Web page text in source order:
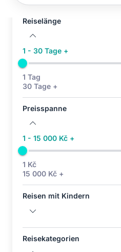
Reiselänge
1 - 30 Tage +
1 Tag
30 Tage +
Preisspanne
1 - 15 000 Kč +
1 Kč
15 000 Kč +
Reisen mit Kindern
Reisekategorien